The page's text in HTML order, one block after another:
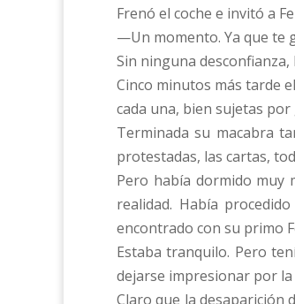
Frenó el coche e invitó a
—Un momento. Ya que te
Sin ninguna
Cinco minutos más tarde
cada una, bien sujetas
Terminada su macabra
protestadas, las cartas,
Pero había dormido muy
realidad. Había
encontrado con su primo
Estaba tranquilo. Pero
dejarse impresionar por
Claro que la desaparición